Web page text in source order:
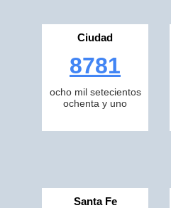
Ciudad
8781
ocho mil setecientos
ochenta y uno
Santa Fe